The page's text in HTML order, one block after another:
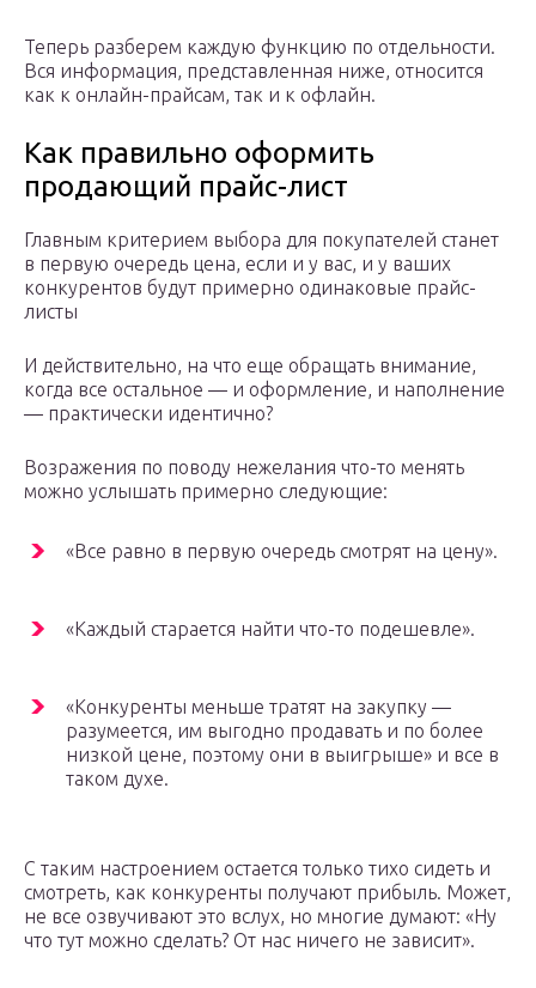
Теперь разберем каждую функцию по отдельности.
Вся информация, представленная ниже, относится
как к онлайн-прайсам, так и к офлайн.
Как правильно оформить
продающий прайс-лист
Главным критерием выбора для покупателей станет
в первую очередь цена, если и у вас, и у ваших
конкурентов будут примерно одинаковые прайс-
листы
И действительно, на что еще обращать внимание,
когда все остальное — и оформление, и наполнение
— практически идентично?
Возражения по поводу нежелания что-то менять
можно услышать примерно следующие:
«Все равно в первую очередь смотрят на цену».
«Каждый старается найти что-то подешевле».
«Конкуренты меньше тратят на закупку —
разумеется, им выгодно продавать и по более
низкой цене, поэтому они в выигрыше» и все в
таком духе.
С таким настроением остается только тихо сидеть и
смотреть, как конкуренты получают прибыль. Может,
не все озвучивают это вслух, но многие думают: «Ну
что тут можно сделать? От нас ничего не зависит».